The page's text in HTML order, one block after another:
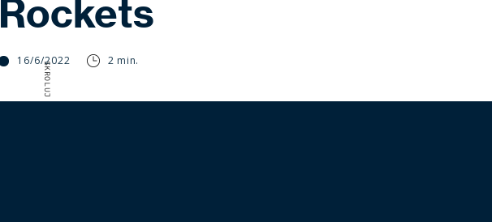
Rockets
16/6/2022 2 min.
SKROLUJ W DÓŁ